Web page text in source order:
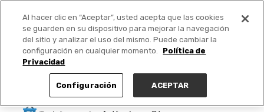
PUBLICA GRATIS +
Al hacer clic en “Aceptar”, usted acepta que las cookies
se guarden en su dispositivo para mejorar la navegación
del sitio y analizar el uso del mismo. Puede cambiar la
configuración en cualquier momento.
Política de
Privacidad
Configuración ACEPTAR